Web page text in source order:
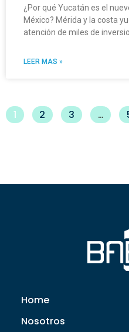
¿Por qué Yucatán es el
México? Mérida y la costa
atención de miles de
LEER MAS »
1 2 3 …
Home
Nosotros